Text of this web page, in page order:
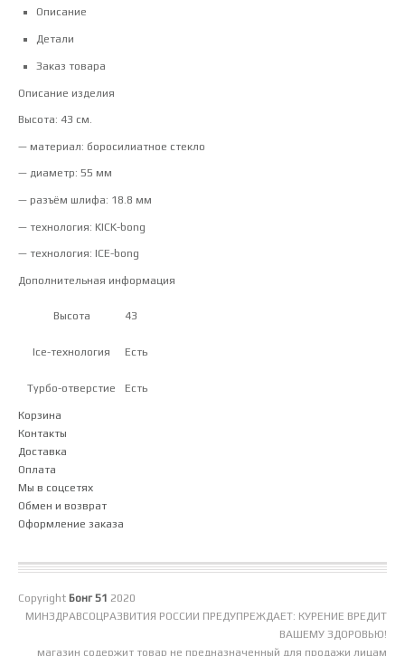
Описание
Детали
Заказ товара
Описание изделия
Высота: 43 см.
— материал: боросилиатное стекло
— диаметр: 55 мм
— разъём шлифа: 18.8 мм
— технология: KICK-bong
— технология: ICE-bong
Дополнительная информация
Высота 43
Ice-технология Есть
Турбо-отверстие Есть
Корзина
Контакты
Доставка
Оплата
Мы в соцсетях
Обмен и возврат
Оформление заказа
Copyright Бонг 51 2020
МИНЗДРАВСОЦРАЗВИТИЯ РОССИИ ПРЕДУПРЕЖДАЕТ: КУРЕНИЕ ВРЕДИТ
ВАШЕМУ ЗДОРОВЬЮ!
магазин содержит товар не предназначенный для продажи лицам